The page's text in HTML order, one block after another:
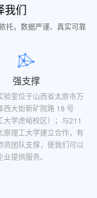
我们
托，数据严谨、真实可靠
强支撑
验室位于山西省太原市万
西大街新矿院路 18 号
大学虎峪校区）；与211
原理工大学建立合作，有
资团队支撑，使我们可以
提供服务。